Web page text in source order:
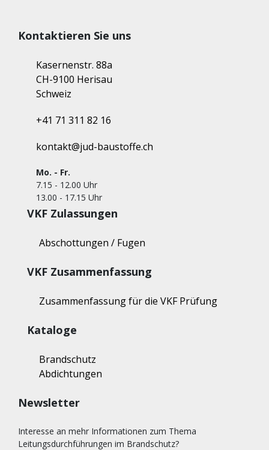
Kontaktieren Sie uns
Kasernenstr. 88a
CH-9100 Herisau
Schweiz
+41 71 311 82 16
kontakt@jud-baustoffe.ch
Mo. - Fr.
7.15 - 12.00 Uhr
13.00 - 17.15 Uhr
VKF Zulassungen
Abschottungen / Fugen
VKF Zusammenfassung
Zusammenfassung für die VKF Prüfung
Kataloge
Brandschutz
Abdichtungen
Newsletter
Interesse an mehr Informationen zum Thema
Leitungsdurchführungen im Brandschutz?